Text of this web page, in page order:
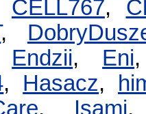
CELL767,
,
Endzii, Eni
, Hasacz,
, Isami